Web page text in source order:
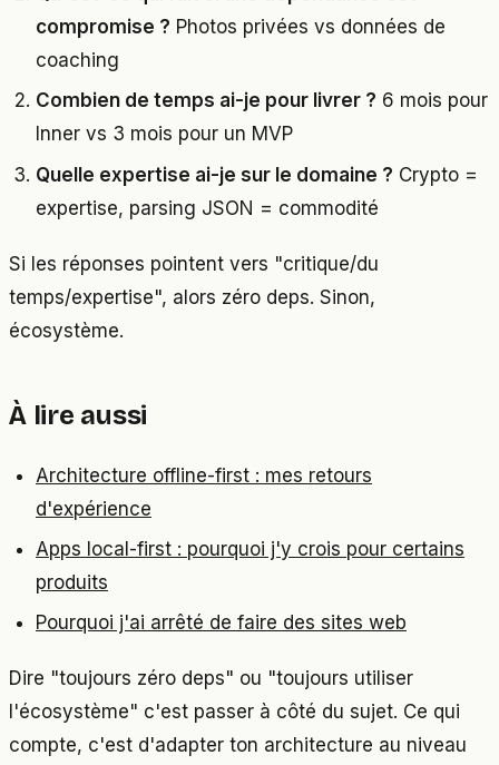
compromise ? Photos privées vs données de
coaching
Combien de temps ai-je pour livrer ? 6 mois pour
Inner vs 3 mois pour un MVP
Quelle expertise ai-je sur le domaine ? Crypto =
expertise, parsing JSON = commodité
Si les réponses pointent vers "critique/du
temps/expertise", alors zéro deps. Sinon,
écosystème.
À lire aussi
Architecture offline-first : mes retours
d'expérience
Apps local-first : pourquoi j'y crois pour certains
produits
Pourquoi j'ai arrêté de faire des sites web
Dire "toujours zéro deps" ou "toujours utiliser
l'écosystème" c'est passer à côté du sujet. Ce qui
compte, c'est d'adapter ton architecture au niveau